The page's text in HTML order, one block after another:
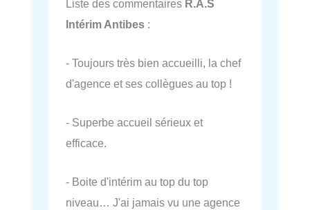
Liste des commentaires R.A.S
Intérim Antibes :
- Toujours très bien accueilli, la chef
d'agence et ses collègues au top !
- Superbe accueil sérieux et
efficace.
- Boite d'intérim au top du top
niveau… J'ai jamais vu une agence